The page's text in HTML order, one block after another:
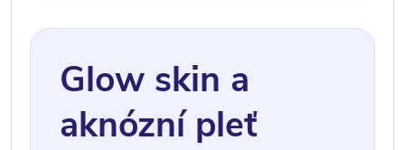
Glow skin a
aknózní pleť